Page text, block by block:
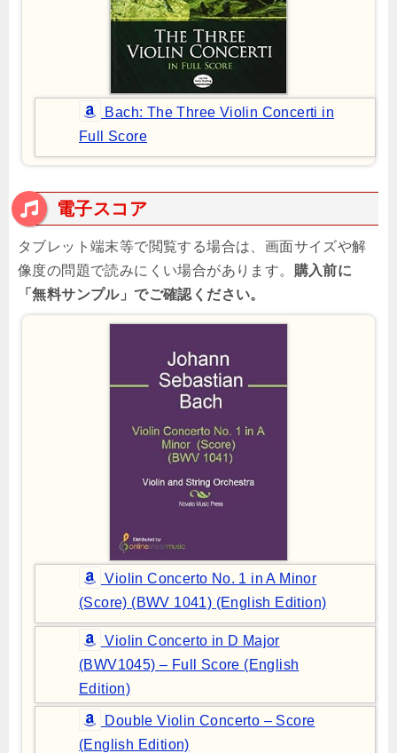
Bach: The Three Violin Concerti in
Full Score
電子スコア
タブレット端末等で閲覧する場合は、画面サイズや解
像度の問題で読みにくい場合があります。 購入前に
「無料サンプル」でご確認ください。
Violin Concerto No. 1 in A Minor
(Score) (BWV 1041) (English Edition)
Violin Concerto in D Major
(BWV1045) – Full Score (English
Edition)
Double Violin Concerto – Score
(English Edition)